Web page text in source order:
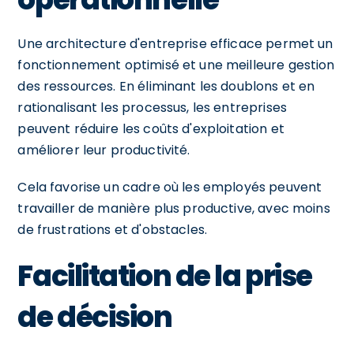
Une architecture d'entreprise efficace permet un
fonctionnement optimisé et une meilleure gestion
des ressources. En éliminant les doublons et en
rationalisant les processus, les entreprises
peuvent réduire les coûts d'exploitation et
améliorer leur productivité.
Cela favorise un cadre où les employés peuvent
travailler de manière plus productive, avec moins
de frustrations et d'obstacles.
Facilitation de la prise
de décision